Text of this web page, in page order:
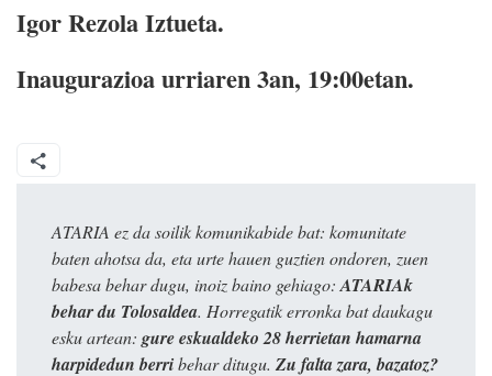
Igor Rezola Iztueta.
Inaugurazioa urriaren 3an, 19:00etan.
ATARIA ez da soilik komunikabide bat: komunitate
baten ahotsa da, eta urte hauen guztien ondoren, zuen
babesa behar dugu, inoiz baino gehiago: ATARIAk
behar du Tolosaldea. Horregatik erronka bat daukagu
esku artean: gure eskualdeko 28 herrietan hamarna
harpidedun berribehar ditugu. Zu falta zara, bazatoz?